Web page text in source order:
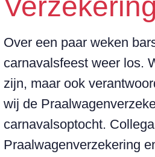
Over een paar weken
carnavalsfeest weer los.
zijn, maar ook
wij de
carnavalsoptocht.
Praalwagenverzekering